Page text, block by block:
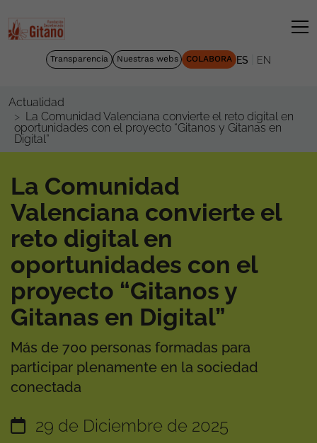
Transparencia Nuestras webs COLABORA ES EN
Actualidad
La Comunidad Valenciana convierte el reto digital en
oportunidades con el proyecto “Gitanos y Gitanas en
Digital”
La Comunidad
Valenciana convierte el
reto digital en
oportunidades con el
proyecto “Gitanos y
Gitanas en Digital”
Más de 700 personas formadas para
participar plenamente en la sociedad
conectada
29 de Diciembre de 2025